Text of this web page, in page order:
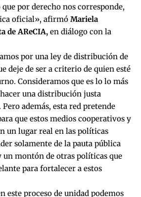
por derecho nos corresponde,
oficial», afirmó Mariela
de AReCIA, en diálogo con la
por una ley de distribución de
deje de ser a criterio de quien esté
Consideramos que es lo lo más
una distribución justa
además, esta red pretende
que estos medios cooperativos y
un lugar real en las políticas
solamente de la pauta pública
un montón de otras políticas que
para fortalecer a estos
este proceso de unidad podemos